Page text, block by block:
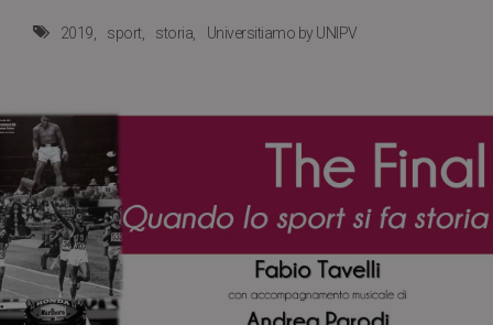
2019 sport storia Universitiamo by UNIPV